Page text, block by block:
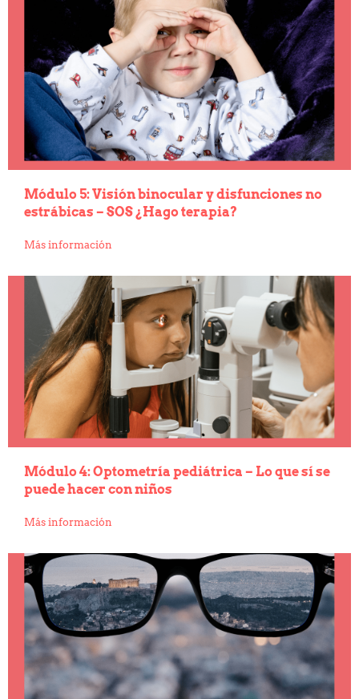
Módulo 5: Visión binocular y disfunciones no
estrábicas – SOS ¿Hago terapia?
Más información
Módulo 4: Optometría pediátrica – Lo que sí se
puede hacer con niños
Más información